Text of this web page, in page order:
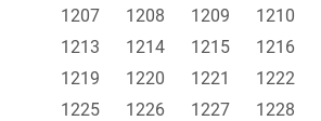
1207
1208 1209 1210
1213
1214 1215 1216
1219
1220 1221 1222
1225
1226 1227 1228